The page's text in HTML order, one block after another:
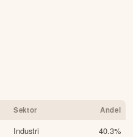
Sektor Andel
Industri 40.3%